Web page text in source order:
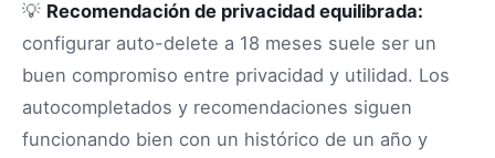
💡 Recomendación de privacidad equilibrada:
configurar auto-delete a 18 meses suele ser un
buen compromiso entre privacidad y utilidad. Los
autocompletados y recomendaciones siguen
funcionando bien con un histórico de un año y